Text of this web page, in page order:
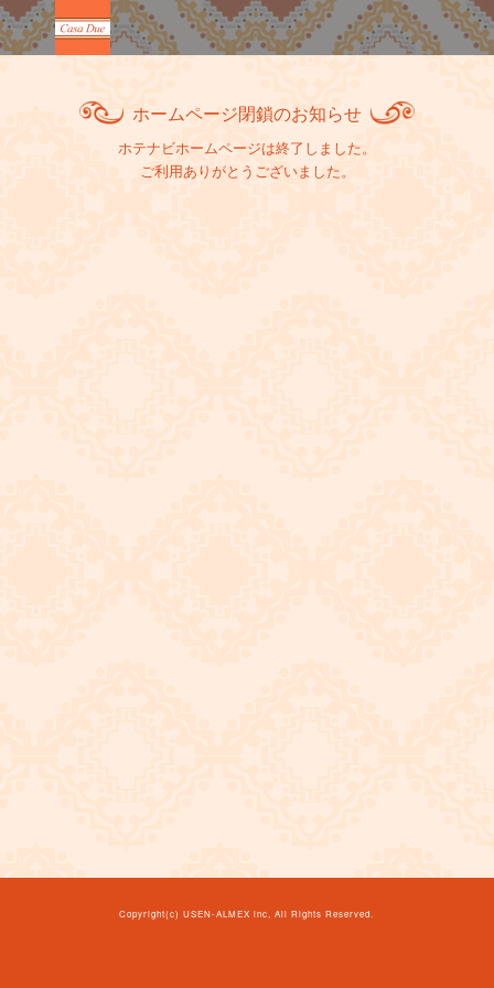
ホームページ閉鎖のお知らせ
ホテナビホームページは終了しました。
ご利用ありがとうございました。
Copyright(c)USEN-ALMEX inc, All Rights Reserved.